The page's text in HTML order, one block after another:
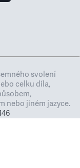
svolení
celku díla,
nebo jiném jazyce.